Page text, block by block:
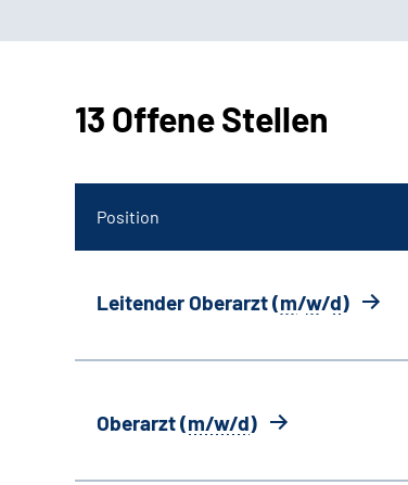
13 Offene Stellen
Position
Leitender Oberarzt (m/w/d)
Oberarzt (m/w/d)